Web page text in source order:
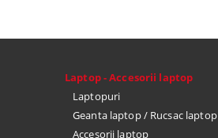
Laptop - Accesorii laptop
Laptopuri
Geanta laptop / Rucsac laptop
Accesorii laptop